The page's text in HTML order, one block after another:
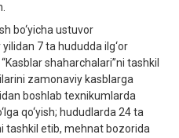
bo‘yicha ustuvor
7 ta hududda ilg‘or
shaharchalari”ni tashkil
zamonaviy kasblarga
boshlab texnikumlarda
qo‘yish; hududlarda 24 ta
tashkil etib, mehnat bozorida